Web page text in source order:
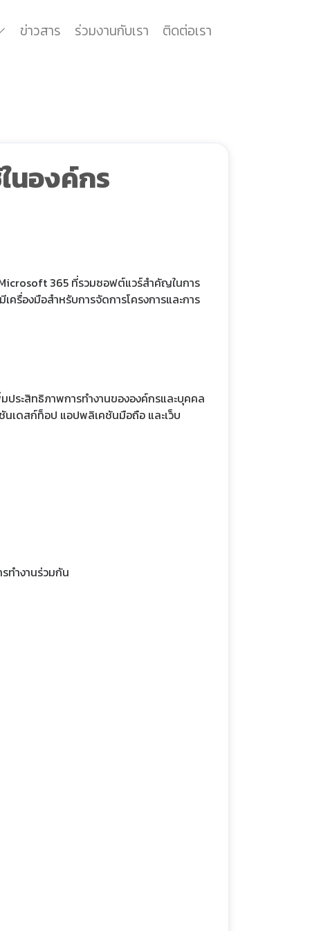
ข่าวสาร ร่วมงานกับเรา ติดต่อเรา
นองค์กร
365 ที่รวมซอฟต์แวร์สำคัญในการ
รื่องมือสำหรับการจัดการโครงการและการ
ระสิทธิภาพการทำงานขององค์กรและบุคคล
นเดสก์ท็อป แอปพลิเคชันมือถือ และเว็บ
ทำงานร่วมกัน